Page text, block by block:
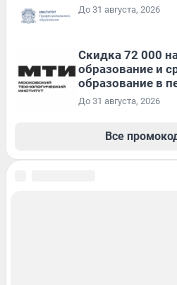
До 31 августа, 2026
Скидка 72 000
образование и
образование в
До 31 августа, 2026
Все